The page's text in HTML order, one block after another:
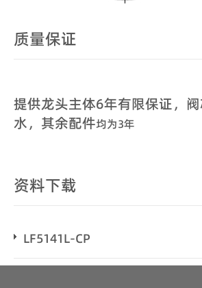
质量保证
提供龙头主体6年有限保证，
水，其余配件均为3年
资料下载
LF5141L-CP